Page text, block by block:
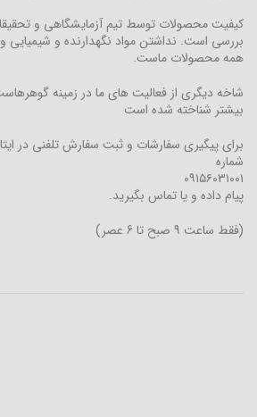
کیفیت محصولات توسط تیم آزمایشگاهی و
بررسی است. نداشتن مواد نگهدارنده و
همه محصولات ماست.
شاخه دیگری از فعالیت های ما در زمینه
بیشتر شناخته شده است
برای پیگیری سفارشات و ثبت سفارش تلفنی در ایتا
شماره
۰۹۱۵۶۰۳۱۰۰۱
پیام داده و یا تماس بگیرید.
(فقط ساعت 9 صبح تا 6 عصر)